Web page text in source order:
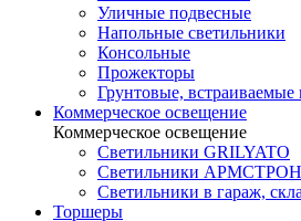
Уличные подвесные
Напольные светильники
Консольные
Прожекторы
Грунтовые, встраиваемые
Коммерческое освещение
Коммерческое освещение
Светильники GRILYATO
Светильники
Светильники в гараж,
Торшеры